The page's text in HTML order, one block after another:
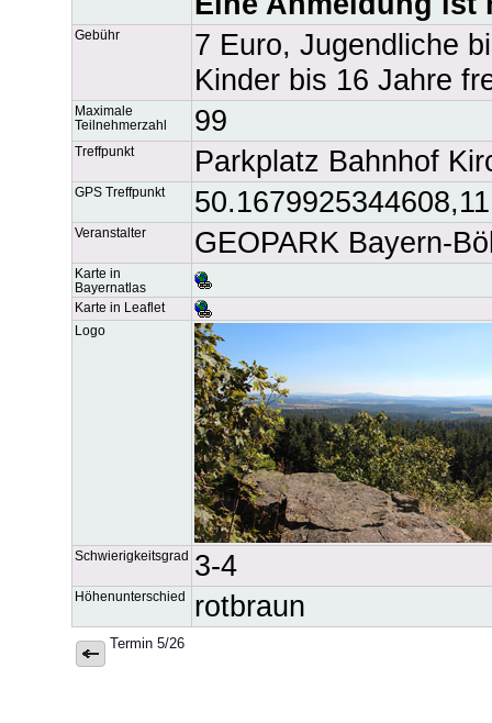
Gebühr
7 Euro, Jugendliche
Kinder bis 16 Jahre
Maximale
Teilnehmerzahl
99
Treffpunkt Parkplatz Bahnhof
GPS Treffpunkt
Veranstalter GEOPARK Bayern-
Karte in
Bayernatlas
Karte in Leaflet
Logo
Schwierigkeitsgrad 3-4
Höhenunterschied rotbraun
Termin 5/26